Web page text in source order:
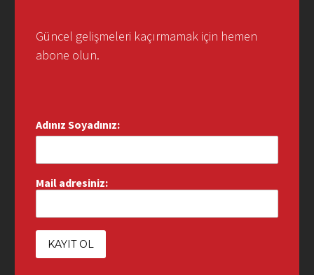
Güncel gelişmeleri kaçırmamak için hemen
abone olun.
Adınız Soyadınız:
Mail adresiniz: